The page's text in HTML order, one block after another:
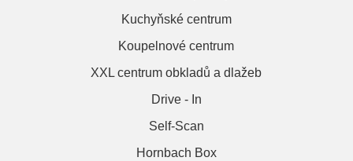
Kuchyňské centrum
Koupelnové centrum
XXL centrum obkladů a dlažeb
Drive - In
Self-Scan
Hornbach Box